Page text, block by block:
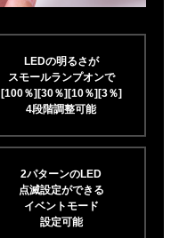
LEDの明るさが
スモールランプオンで
[100％][30％][10％][3％]
4段階調整可能
2パターンのLED
点滅設定ができる
イベントモード
設定可能